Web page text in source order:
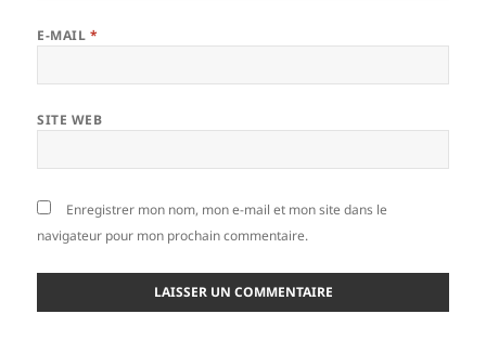
E-MAIL *
SITE WEB
Enregistrer mon nom, mon e-mail et mon site dans le
navigateur pour mon prochain commentaire.